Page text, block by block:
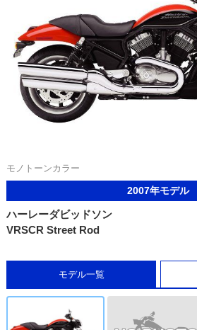
モノトーンカラー
2007年モデル
ハーレーダビッドソン
VRSCR Street Rod
モデル一覧